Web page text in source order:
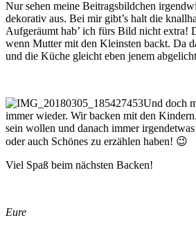
Nur sehen meine Beitragsbildchen
dekorativ aus. Bei mir gibt’s halt die
Aufgeräumt hab’ ich fürs Bild nicht extra!
wenn Mutter mit den Kleinsten backt. Da
und die Küche gleicht eben jenem
Und doch
immer wieder. Wir backen mit den
sein wollen und danach immer
oder auch Schönes zu erzählen haben! 😉
Viel Spaß beim nächsten Backen!
Eure